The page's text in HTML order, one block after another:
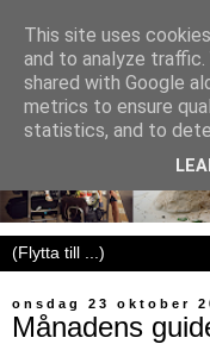
onsdag 23 oktober
Månadens
This site uses
and to analyze traffic.
shared with Google
metrics to ensure
statistics, and to